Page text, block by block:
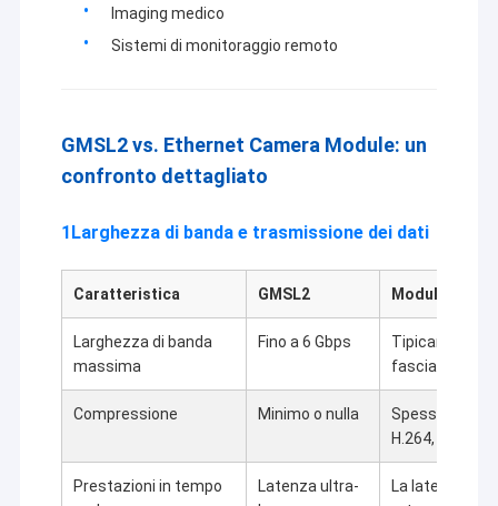
Modulo della macchina fotografica di USB
Modulo globale della macchina fotografica dell'otturatore
Modulo della macchina fotografica dell'endoscopio
Modulo doppio della macchina fotografica della lente
Modulo della macchina fotografica di riconoscimento di
modulo del webcam del computer portatile
1MP Camera Module
Imaging medico
Sistemi di monitoraggio remoto
GMSL2 vs. Ethernet Camera Module: un
confronto dettagliato
1Larghezza di banda e trasmissione dei dati
Caratteristica GMSL2 Modulo della
Larghezza di banda
massima
Fino a 6 Gbps
Tipicamente 1
fascia alta)
Compressione Minimo o nulla
Spesso
H.264, H.265)
Prestazioni in tempo
Latenza ultra-
La latenza è